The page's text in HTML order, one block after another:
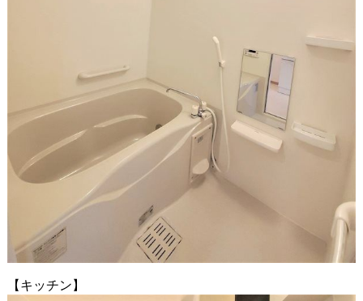
【キッチン】